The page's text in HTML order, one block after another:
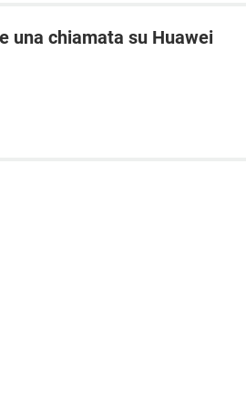
una chiamata su Huawei